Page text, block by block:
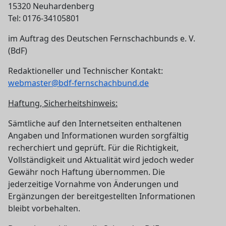
15320 Neuhardenberg
Tel: 0176-34105801
im Auftrag des Deutschen Fernschachbunds e. V.
(BdF)
Redaktioneller und Technischer Kontakt:
webmaster@bdf-fernschachbund.de
Haftung, Sicherheitshinweis:
Sämtliche auf den Internetseiten enthaltenen
Angaben und Informationen wurden sorgfältig
recherchiert und geprüft. Für die Richtigkeit,
Vollständigkeit und Aktualität wird jedoch weder
Gewähr noch Haftung übernommen. Die
jederzeitige Vornahme von Änderungen und
Ergänzungen der bereitgestellten Informationen
bleibt vorbehalten.